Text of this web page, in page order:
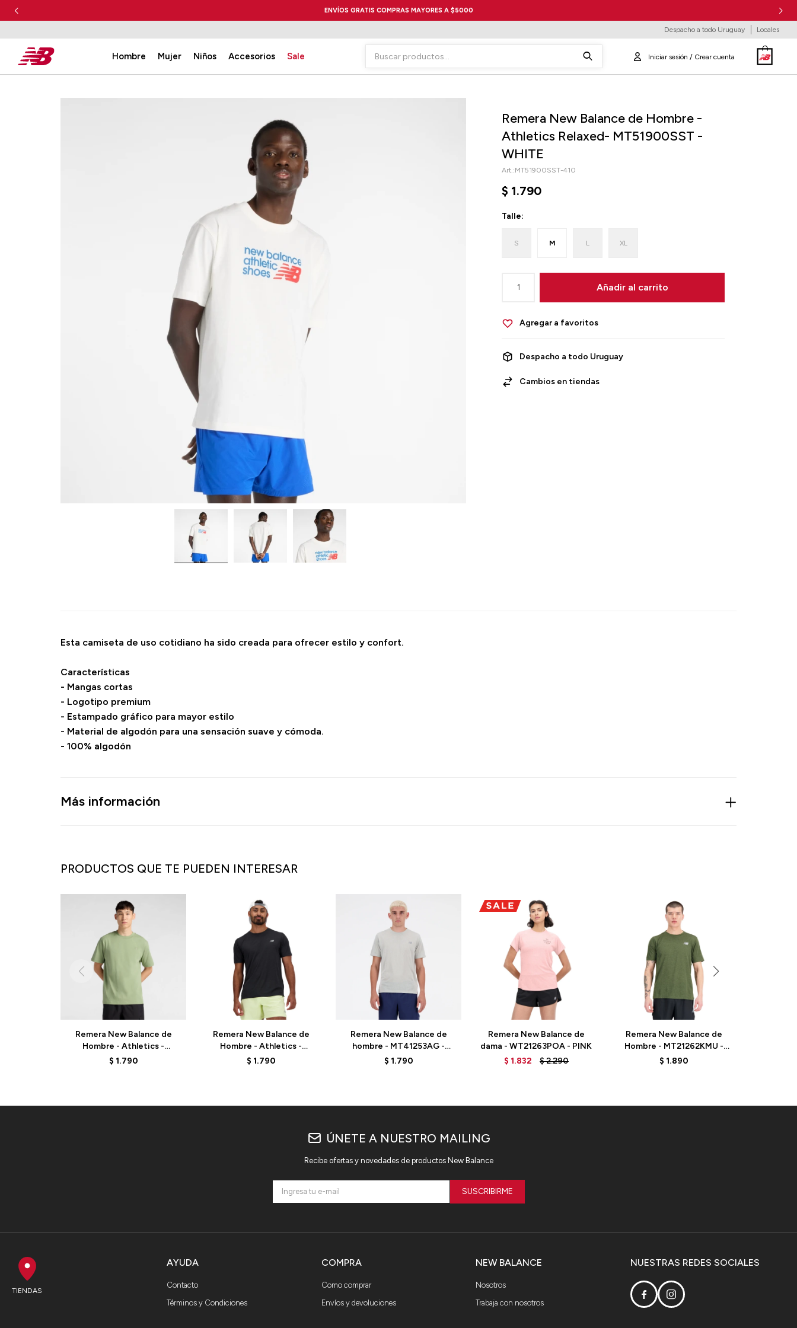
ENVÍOS GRATIS COMPRAS MAYORES A $5000
Hombre Mujer Niños Accesorios Sale
Despacho a todo Uruguay Locales
Remera New Balance de Hombre -
Athletics Relaxed- MT51900SST -
WHITE
MT51900SST-410
$ 1.790
Talle:
S M L XL
1 Añadir al carrito
Despacho a todo Uruguay
Cambios en tiendas
Esta camiseta de uso cotidiano ha sido creada para ofrecer estilo y confort.
Características
- Mangas cortas
- Logotipo premium
- Estampado gráfico para mayor estilo
- Material de algodón para una sensación suave y cómoda.
- 100% algodón
Más información
PRODUCTOS QUE TE PUEDEN INTERESAR
Remera New Balance de
Hombre - Athletics -
MT41533AAR - GREEN
$ 1.790
Remera New Balance de
Hombre - Athletics -
MT41253BK - BLACK
$ 1.790
Remera New Balance de
hombre - MT41253AG -
GREY
$ 1.790
Remera New Balance de
dama - WT21263POA - PINK
$ 1.832 $2.290
Remera New Balance de
Hombre - MT21262KMU -
GREEN
$ 1.890
TIENDAS
AYUDA
Contacto
Términos y Condiciones
NEW BALANCE
Nosotros
Trabaja con nosotros
COMPRA
Como comprar
Envíos y devoluciones
NUESTRAS REDES SOCIALES
 
ÚNETE A NUESTRO MAILING
Recibe ofertas y novedades de productos New Balance
SUSCRIBIRME